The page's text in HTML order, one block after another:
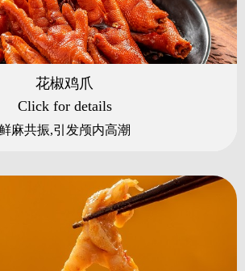
花椒鸡爪
Click for details
麻共振,引发颅内高潮